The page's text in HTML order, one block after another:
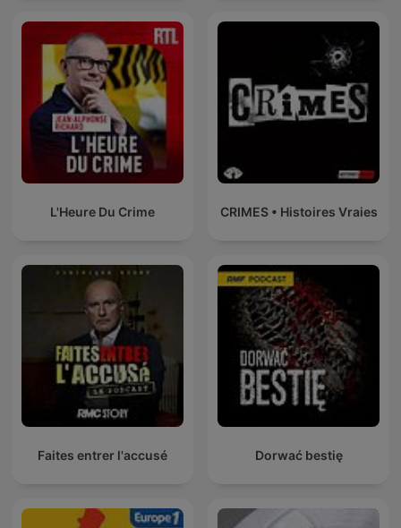
L'Heure Du Crime CRIMES • Histoires Vraies
Faites entrer l'accusé Dorwać bestię